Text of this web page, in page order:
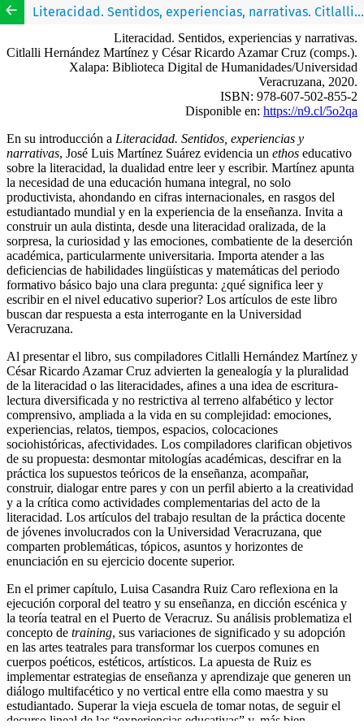
Literacidad. Sentidos, experiencias, narrativas. Citlalli Hernández Martínez y César Ricardo Azamar Cruz (comps.). Xalapa: Biblioteca Digital de Humanidades/Universidad Veracruzana, 2020.